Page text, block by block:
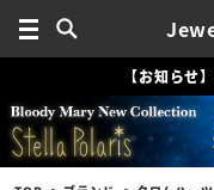
【お知らせ